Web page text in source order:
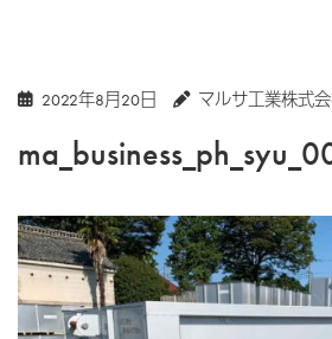
2022年8月20日 マルサ工業株式